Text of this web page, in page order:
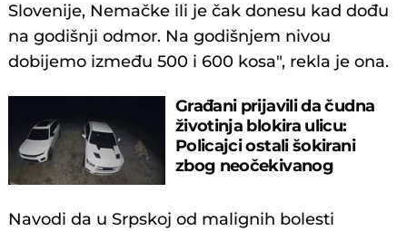
Slovenije, Nemačke ili je čak donesu kad dođu
na godišnji odmor. Na godišnjem nivou
dobijemo između 500 i 600 kosa", rekla je ona.
Građani prijavili da čudna
životinja blokira ulicu:
Policajci ostali šokirani
zbog neočekivanog
Navodi da u Srpskoj od malignih bolesti